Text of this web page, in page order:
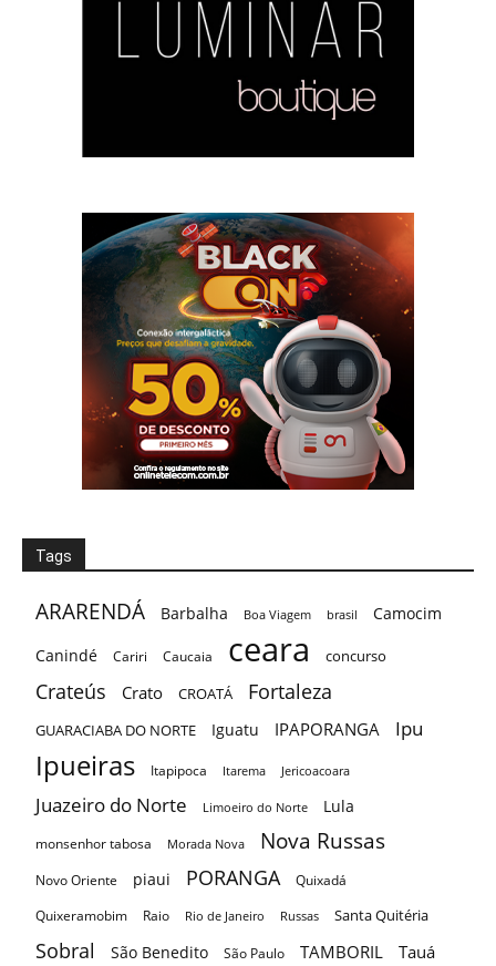
Tags
ARARENDÁ Barbalha Boa Viagem brasil
Camocim
Canindé
Cariri Caucaia ceara concurso
Crateús Crato CROATÁ Fortaleza
GUARACIABA DO NORTE Iguatu IPAPORANGA Ipu
Ipueiras Itapipoca Itarema Jericoacoara
Juazeiro do Norte Limoeiro do Norte Lula
monsenhor tabosa Morada Nova Nova Russas
Novo Oriente piaui PORANGA
Quixadá
Quixeramobim
Raio Rio de Janeiro Russas Santa Quitéria
Sobral São Benedito São Paulo TAMBORIL Tauá